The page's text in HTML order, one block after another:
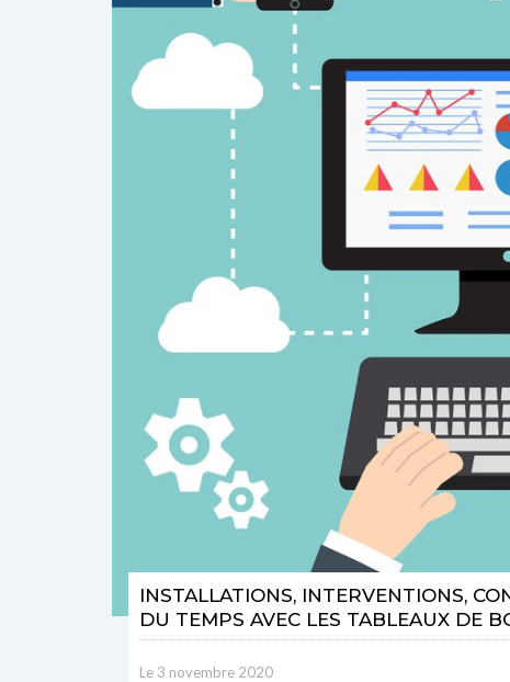
INSTALLATIONS, INTERVENTIONS,
DU TEMPS AVEC LES TABLEAUX DE
Le 3 novembre 2020